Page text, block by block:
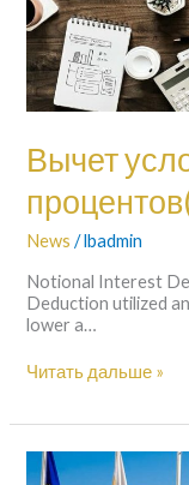
Вычет
News /lbadmin
Notional Interest
Deduction utilized
lower a…
Читать дальше »
Cyprus